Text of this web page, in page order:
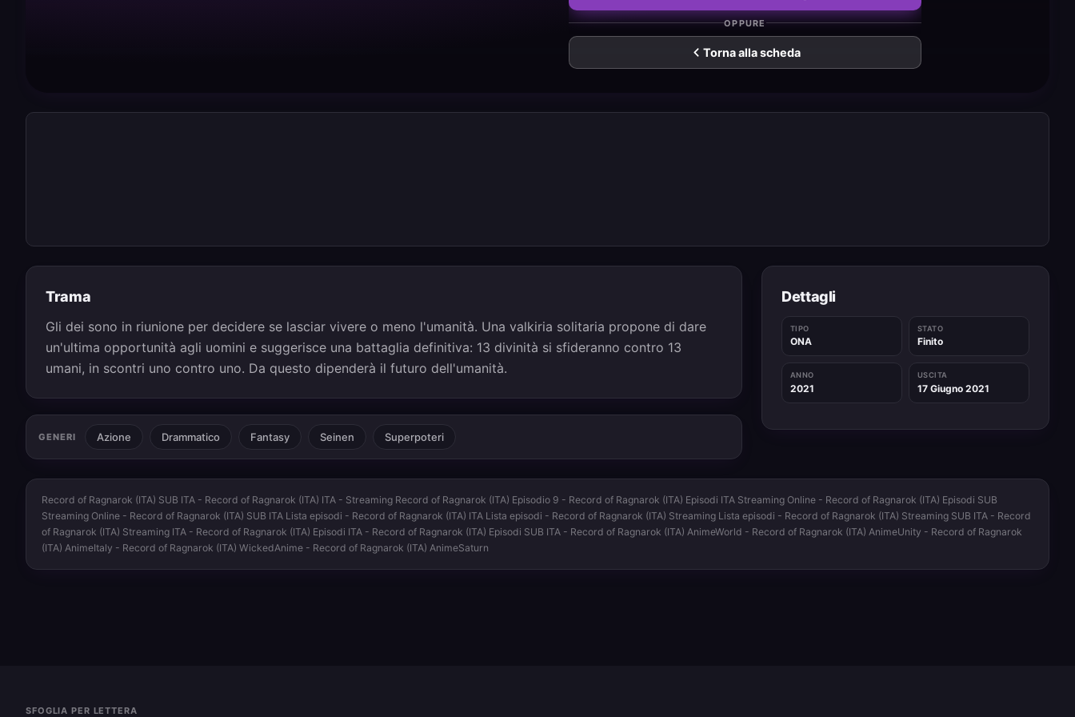
OPPURE
Torna alla scheda
Trama
Gli dei sono in riunione per decidere se lasciar vivere o meno l'umanità. Una valkiria solitaria propone di dare
un'ultima opportunità agli uomini e suggerisce una battaglia definitiva: 13 divinità si sfideranno contro 13
umani, in scontri uno contro uno. Da questo dipenderà il futuro dell'umanità.
GENERI Azione Drammatico Fantasy Seinen Superpoteri
Dettagli
TIPO
ONA
STATO
Finito
ANNO
2021
USCITA
17 Giugno 2021
Record of Ragnarok (ITA) SUB ITA - Record of Ragnarok (ITA) ITA - Streaming Record of Ragnarok (ITA) Episodio 9 - Record of Ragnarok (ITA) Episodi ITA Streaming Online - Record of Ragnarok (ITA) Episodi SUB
Streaming Online - Record of Ragnarok (ITA) SUB ITA Lista episodi - Record of Ragnarok (ITA) ITA Lista episodi - Record of Ragnarok (ITA) Streaming Lista episodi - Record of Ragnarok (ITA) Streaming SUB ITA - Record
of Ragnarok (ITA) Streaming ITA - Record of Ragnarok (ITA) Episodi ITA - Record of Ragnarok (ITA) Episodi SUB ITA - Record of Ragnarok (ITA) AnimeWorld - Record of Ragnarok (ITA) AnimeUnity - Record of Ragnarok
(ITA) AnimeItaly - Record of Ragnarok (ITA) WickedAnime - Record of Ragnarok (ITA) AnimeSaturn
SFOGLIA PER LETTERA